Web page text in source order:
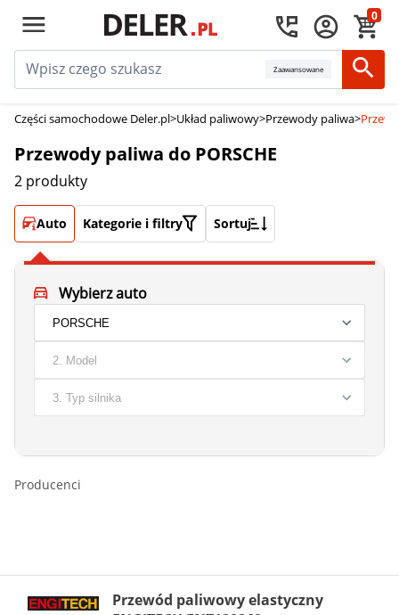
0
Zaawansowane
Części samochodowe Deler.pl>Układ paliwowy>Przewody paliwa>
Przewody paliwa do PORSCHE
2 produkty
Auto Kategorie i filtry Sortuj
Wybierz auto
Producenci
Przewód paliwowy elastyczny